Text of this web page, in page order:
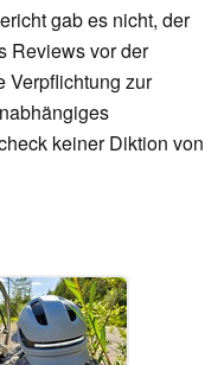
gab es nicht, der
Reviews vor der
Verpflichtung zur
keiner Diktion von